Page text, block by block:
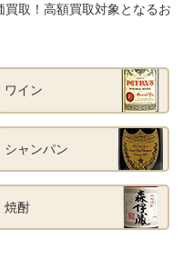
取！高額買取対象となるお
ワイン
シャンパン
焼酎